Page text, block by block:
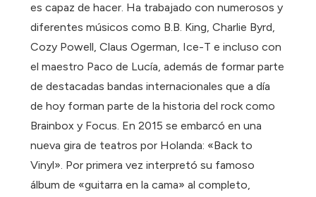
es capaz de hacer. Ha trabajado con numerosos y
diferentes músicos como B.B. King, Charlie Byrd,
Cozy Powell, Claus Ogerman, Ice-T e incluso con
el maestro Paco de Lucía, además de formar parte
de destacadas bandas internacionales que a día
de hoy forman parte de la historia del rock como
Brainbox y Focus. En 2015 se embarcó en una
nueva gira de teatros por Holanda: «Back to
Vinyl». Por primera vez interpretó su famoso
álbum de «guitarra en la cama» al completo,